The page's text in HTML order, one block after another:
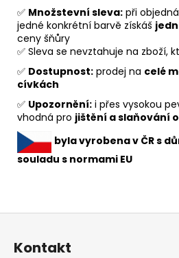
✅ Množstevní sleva: při
jedné konkrétní barvě získáš
ceny šňůry
✅ Sleva se nevztahuje na zboží,
✅ Dostupnost: prodej na celé
cívkách
✅ Upozornění: i přes vysokou
vhodná pro jištění a slaňování
byla vyrobena v ČR s
souladu s normami EU
Z
Kontakt